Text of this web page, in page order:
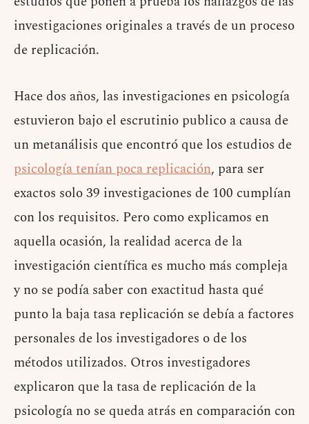
investigaciones originales a través de un proceso
de replicación.
Hace dos años, las investigaciones en psicología
estuvieron bajo el escrutinio publico a causa de
un metanálisis que encontró que los estudios de
psicología tenían poca replicación, para ser
exactos solo 39 investigaciones de 100 cumplían
con los requisitos. Pero como explicamos en
aquella ocasión, la realidad acerca de la
investigación científica es mucho más compleja
y no se podía saber con exactitud hasta qué
punto la baja tasa replicación se debía a factores
personales de los investigadores o de los
métodos utilizados. Otros investigadores
explicaron que la tasa de replicación de la
psicología no se queda atrás en comparación con